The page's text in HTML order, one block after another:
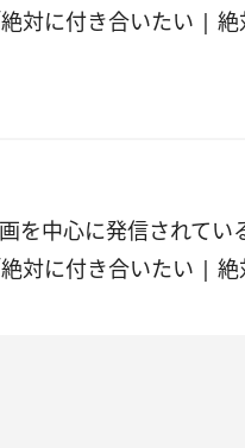
対に付き合いたい | 絶
中心に発信されてい
対に付き合いたい | 絶